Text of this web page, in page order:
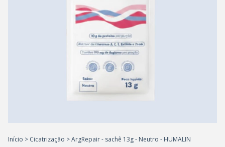
Início > Cicatrização >ArgRepair - sachê 13g - Neutro - HUMALIN